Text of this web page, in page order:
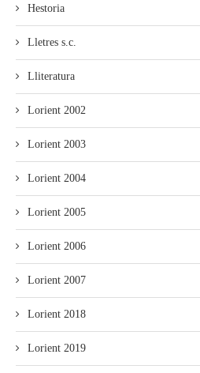
Hestoria
Lletres s.c.
Lliteratura
Lorient 2002
Lorient 2003
Lorient 2004
Lorient 2005
Lorient 2006
Lorient 2007
Lorient 2018
Lorient 2019